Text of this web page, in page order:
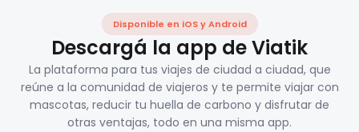
Disponible en iOS y Android
Descargá la app de Viatik
La plataforma para tus viajes de ciudad a ciudad, que
reúne a la comunidad de viajeros y te permite viajar con
mascotas, reducir tu huella de carbono y disfrutar de
otras ventajas, todo en una misma app.